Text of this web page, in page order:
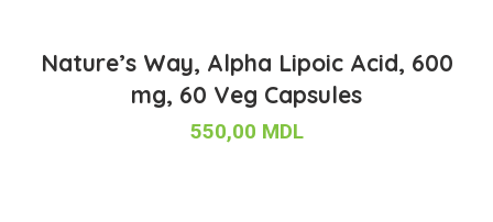
Nature’s Way, Alpha Lipoic Acid, 600
mg, 60 Veg Capsules
550,00 MDL